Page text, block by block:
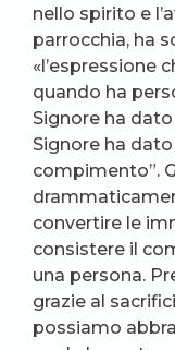
nello spirito e
parrocchia, ha
«l’espressione
quando ha
Signore ha
Signore ha
compimento”.
convertire le
consistere il
una persona.
grazie al
possiamo